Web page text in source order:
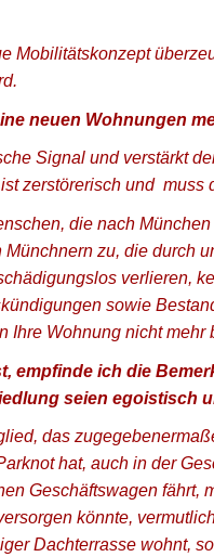
Mobilitätskonzept
neuen Wohnungen
Signal und verstärkt
zerstörerisch und muss
die nach
zu, die durch
verlieren,
sowie
Ihre Wohnung nicht mehr
empfinde ich die
seien egoistisch
das
hat, auch in der
Geschäftswagen
könnte,
Dachterrasse wohnt,